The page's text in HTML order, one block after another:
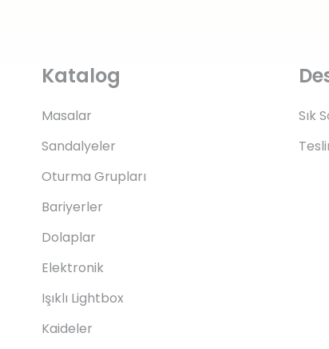
Katalog
Masalar
Sandalyeler
Oturma Grupları
Bariyerler
Dolaplar
Elektronik
Işıklı Lightbox
Kaideler
Sık